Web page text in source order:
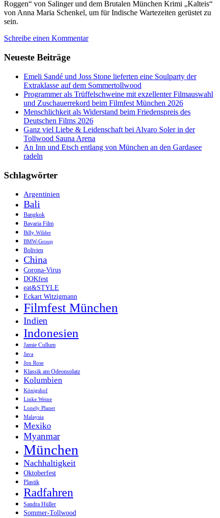
Roggen“ von Salinger und dem Brutalen München Krimi „Kalteis“
von Anna Maria Schenkel, um für Indische Wartezeiten gerüstet zu
sein.
Schreibe einen Kommentar
Neueste Beiträge
Emeli Sandé und Joss Stone lieferten eine Soulparty der
Extraklasse auf dem Sommertollwood
Programmer als Trüffelschweine mit exzellenter Filmauswahl
und Zuschauerrekord beim Filmfest München 2026
Menschlichkeit als Widerstand beim Friedenspreis des
Deutschen Films 2026
Ganz viel Liebe & Leidenschaft bei Alvaro Soler in der
Tollwood Sauna Arena
An Inn und Etsch entlang von München an den Gardasee
radeln
Schlagwörter
Argentinien
Bali
Bangkok
Bavaria Film
Billy Wilder
BMW-Group
Bolivien
China
Corona-Virus
DOKfest
eat&STYLE
Eckart Witzigmann
Filmfest München
Indien
Indonesien
Jamie Cullum
Java
Jon Rose
Klassik am Odeonsplatz
Kolumbien
Königshof
Linke Weine
Lonely Planet
Malaysia
Mexiko
Myanmar
München
Nachhaltigkeit
Oktoberfest
Plastik
Radfahren
Sandra Hüller
Sommer-Tollwood